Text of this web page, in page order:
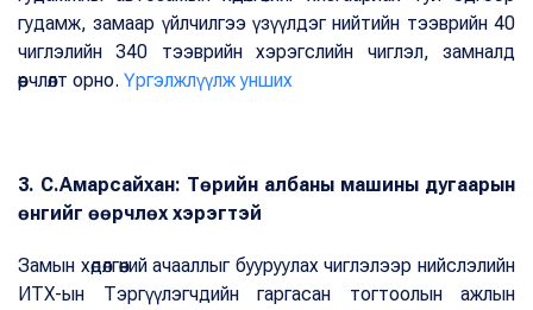
гудамж, замаар үйлчилгээ үзүүлдэг нийтийн тээврийн 40
чиглэлийн 340 тээврийн хэрэгслийн чиглэл, замналд
өөрчлөлт орно. Үргэлжлүүлж унших
3. С.Амарсайхан: Төрийн албаны машины дугаарын
өнгийг өөрчлөх хэрэгтэй
Замын хөдөлгөөний ачааллыг бууруулах чиглэлээр нийслэлийн
ИТХ-ын Тэргүүлэгчдийн гаргасан тогтоолын ажлын